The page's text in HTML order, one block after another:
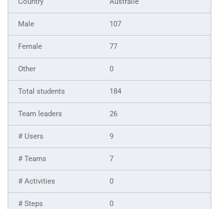
107
77
0
184
26
9
7
0
0